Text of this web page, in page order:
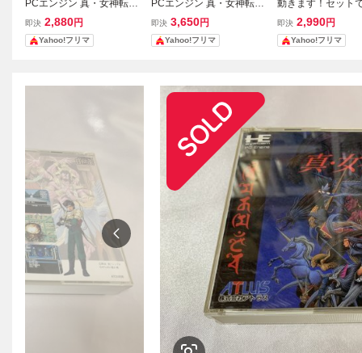
PCエンジン 真・女神転生
CD-ROM2 PCE アトラス
即決 2,880円
Yahoo!フリマ
PCエンジン 真・女神転生
SUPER CD-ROM2 アト
ラス
即決 3,650円
Yahoo!フリマ
動きます！セット
得 ＰＣエンジン
OM2『真女神転生
スティール』
即決 2,990円
Yahoo!フリマ